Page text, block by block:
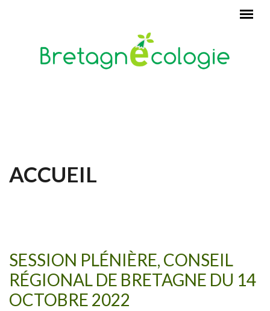
ACCUEIL
SESSION PLÉNIÈRE, CONSEIL
RÉGIONAL DE BRETAGNE DU 14
OCTOBRE 2022